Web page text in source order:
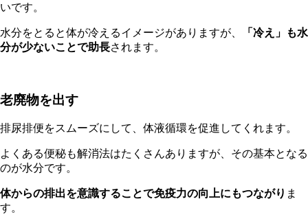
いです。
水分をとると体が冷えるイメージがありますが、
「冷え」も水
分が少ないことで助長されます。
老廃物を出す
排尿排便をスムーズにして、体液循環を促進してくれます。
よくある便秘も解消法はたくさんありますが、その基本となる
のが水分です。
体からの排出を意識することで免疫力の向上にもつながり ま
す。